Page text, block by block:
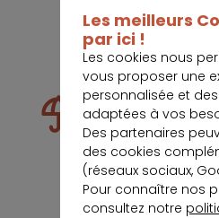
projet et à
dans des délais
Assurance
Nous
du marché pour
Les meilleurs
par ici !
Les cookies nous
vous proposer une
personnalisée et
adaptées à vos
Des partenaires
des cookies
(réseaux sociaux,
Pour connaître nos
consultez notre